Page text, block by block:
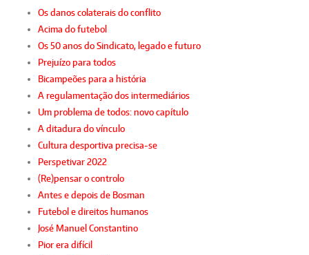
Os danos colaterais do conflito
Acima do futebol
Os 50 anos do Sindicato, legado e futuro
Prejuízo para todos
Bicampeões para a história
A regulamentação dos intermediários
Um problema de todos: novo capítulo
A ditadura do vínculo
Cultura desportiva precisa-se
Perspetivar 2022
(Re)pensar o controlo
Antes e depois de Bosman
Futebol e direitos humanos
José Manuel Constantino
Pior era difícil